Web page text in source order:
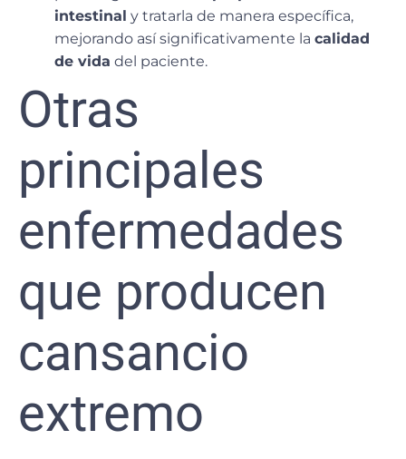
intestinal y tratarla de manera específica,
mejorando así significativamente la calidad
de vida del paciente.
Otras
principales
enfermedades
que producen
cansancio
extremo